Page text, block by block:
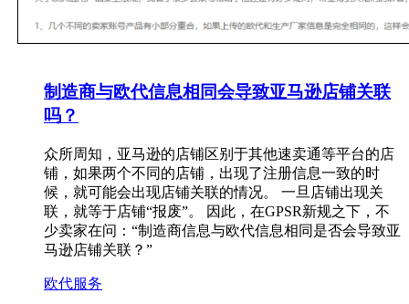
制造商与欧代信息相同会导致亚马逊店铺关联
吗？
众所周知，亚马逊的店铺区别于其他速卖通等平台的店
铺，如果两个不同的店铺，出现了注册信息一致的时
候，就可能会出现店铺关联的情况。 一旦店铺出现关
联，就等于店铺“报废”。 因此，在GPSR新规之下，不
少卖家在问：“制造商信息与欧代信息相同是否会导致亚
马逊店铺关联？”
欧代服务